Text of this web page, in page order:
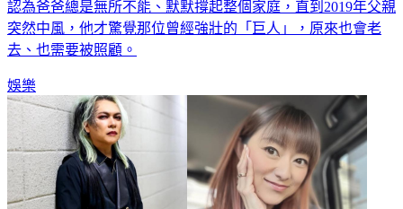
認為爸爸總是無所不能、默默撐起整個家庭，直到2019年父親
突然中風，他才驚覺那位曾經強壯的「巨人」，原來也會老
去、也需要被照顧。
娛樂